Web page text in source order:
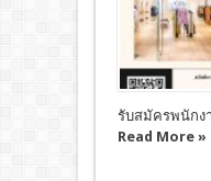
รับสมัครพนักงา
Read More »